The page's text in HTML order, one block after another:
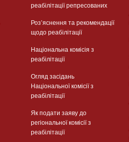
реабілітації репресованих
Розʼяснення та рекомендації
щодо реабілітації
Національна комісія з
реабілітації
Огляд засідань
Національної комісії з
реабілітації
Як подати заяву до
регіональної комісії з
реабілітації